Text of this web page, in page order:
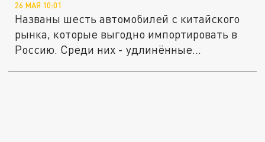
26 МАЯ 10:01
Названы шесть автомобилей с китайского
рынка, которые выгодно импортировать в
Россию. Среди них - удлинённые...